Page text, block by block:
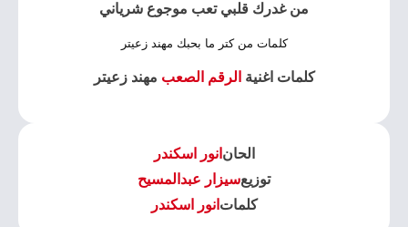
من غدرك قلبي تعب موجوع شرياني
كلمات من كتر ما بحبك مهند زعيتر
كلمات اغنية الرقم الصعب مهند زعيتر
الحان انور اسكندر
توزيعسيزار عبدالمسيح
كلمات انور اسكندر